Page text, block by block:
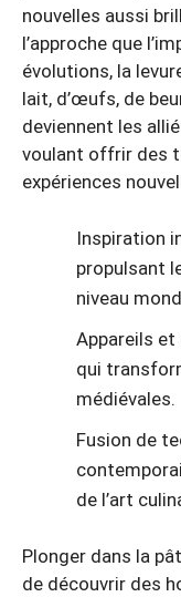
nouvelles aussi
l’approche que
évolutions, la
lait, d’œufs, de
deviennent les
voulant offrir des
expériences
Inspiration
propulsant
niveau
Appareils
qui
médiévales.
Fusion de
de l’art
Plonger dans la
de découvrir des